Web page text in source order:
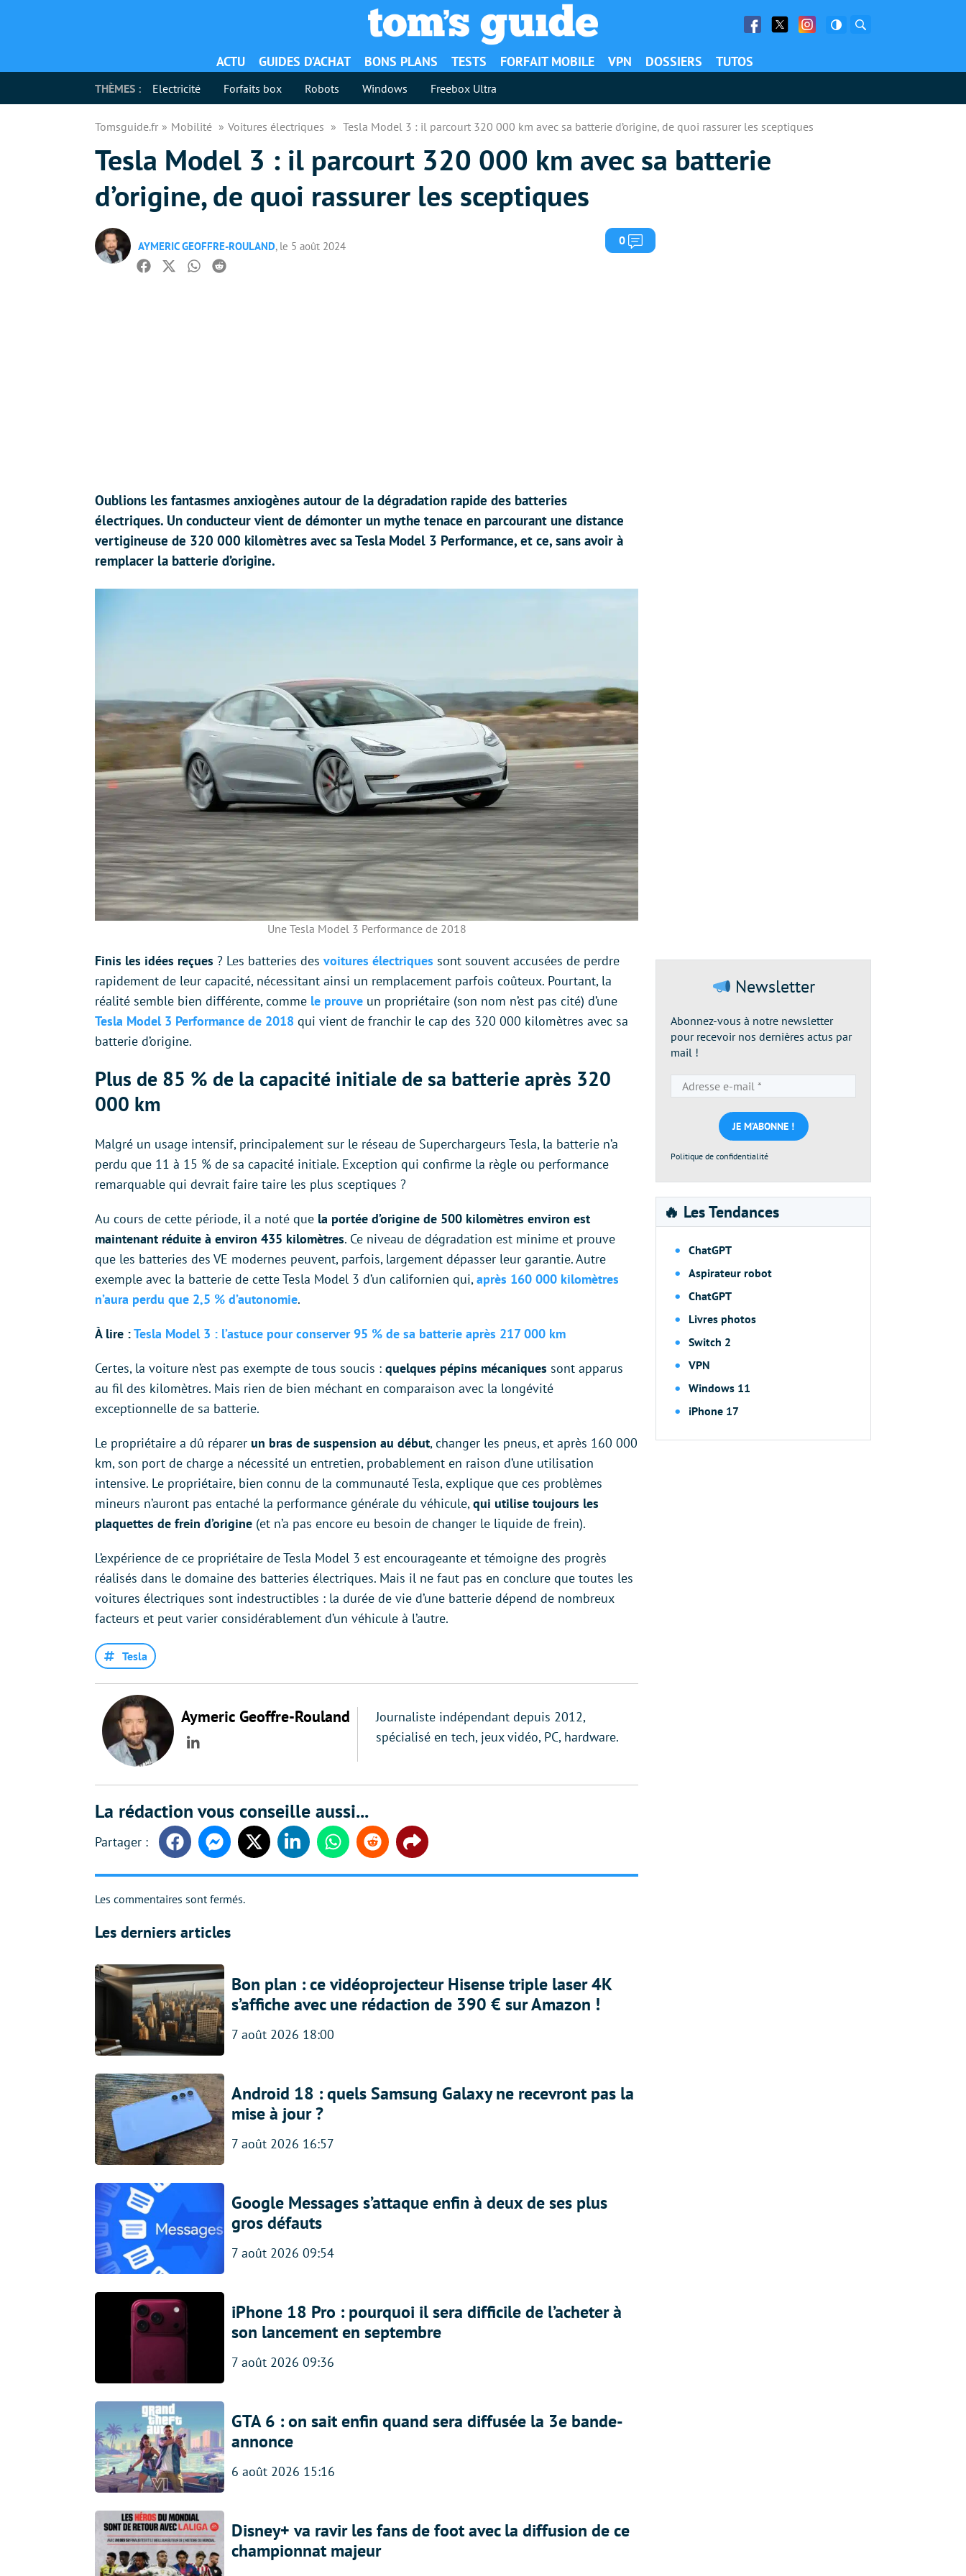
Facebook
Twitter Facebook
ACTU GUIDES D’ACHAT BONS PLANS TESTS FORFAIT MOBILE VPN DOSSIERS TUTOS
THÈMES : Electricité Forfaits box Robots Windows Freebox Ultra
Tomsguide.fr Mobilité Voitures électriques Tesla Model 3 : il parcourt 320 000 km avec sa batterie d’origine, de quoi rassurer les sceptiques
Tesla Model 3 : il parcourt 320 000 km avec sa batterie
d’origine, de quoi rassurer les sceptiques
AYMERIC GEOFFRE-ROULAND, le 5 août 2024 0 Commentaires
Facebook
TwitterWhatsapp
Reddit
Oublions les fantasmes anxiogènes autour de la dégradation rapide des batteries
électriques. Un conducteur vient de démonter un mythe tenace en parcourant une distance
vertigineuse de 320 000 kilomètres avec sa Tesla Model 3 Performance, et ce, sans avoir à
remplacer la batterie d’origine.
Une Tesla Model 3 Performance de 2018
Finis les idées reçues ? Les batteries des voitures électriques sont souvent accusées de perdre
rapidement de leur capacité, nécessitant ainsi un remplacement parfois coûteux. Pourtant, la
réalité semble bien différente, comme le prouve un propriétaire (son nom n’est pas cité) d’une
Tesla Model 3 Performance de 2018 qui vient de franchir le cap des 320 000 kilomètres avec sa
batterie d’origine.
Plus de 85 % de la capacité initiale de sa batterie après 320
000 km
Malgré un usage intensif, principalement sur le réseau de Superchargeurs Tesla, la batterie n’a
perdu que 11 à 15 % de sa capacité initiale. Exception qui confirme la règle ou performance
remarquable qui devrait faire taire les plus sceptiques ?
Au cours de cette période, il a noté que la portée d’origine de 500 kilomètres environ est
maintenant réduite à environ 435 kilomètres. Ce niveau de dégradation est minime et prouve
que les batteries des VE modernes peuvent, parfois, largement dépasser leur garantie. Autre
exemple avec la batterie de cette Tesla Model 3 d’un californien qui,après 160 000 kilomètres
n’aura perdu que 2,5 % d’autonomie.
À lire :Tesla Model 3 : l’astuce pour conserver 95 % de sa batterie après 217 000 km
Certes, la voiture n’est pas exempte de tous soucis : quelques pépins mécaniques sont apparus
au fil des kilomètres. Mais rien de bien méchant en comparaison avec la longévité
exceptionnelle de sa batterie.
Le propriétaire a dû réparer un bras de suspension au début, changer les pneus, et après 160 000
km, son port de charge a nécessité un entretien, probablement en raison d’une utilisation
intensive. Le propriétaire, bien connu de la communauté Tesla, explique que ces problèmes
mineurs n’auront pas entaché la performance générale du véhicule,qui utilise toujours les
plaquettes de frein d’origine (et n’a pas encore eu besoin de changer le liquide de frein).
L’expérience de ce propriétaire de Tesla Model 3 est encourageante et témoigne des progrès
réalisés dans le domaine des batteries électriques. Mais il ne faut pas en conclure que toutes les
voitures électriques sont indestructibles : la durée de vie d’une batterie dépend de nombreux
facteurs et peut varier considérablement d’un véhicule à l’autre.
Tesla
Aymeric Geoffre-Rouland
LinkedIn
Journaliste indépendant depuis 2012,
spécialisé en tech, jeux vidéo, PC, hardware.
La rédaction vous conseille aussi...
FacebookMessengerTwitter LinkedinWhatsappReddit Share
Les commentaires sont fermés.
Les derniers articles
Bon plan : ce vidéoprojecteur Hisense triple laser 4K
s’affiche avec une rédaction de 390 € sur Amazon !
7 août 2026 18:00
Android 18 : quels Samsung Galaxy ne recevront pas la
mise à jour ?
7 août 2026 16:57
Google Messages s’attaque enfin à deux de ses plus
gros défauts
7 août 2026 09:54
iPhone 18 Pro : pourquoi il sera difficile de l’acheter à
son lancement en septembre
7 août 2026 09:36
GTA 6 : on sait enfin quand sera diffusée la 3e bande-
annonce
6 août 2026 15:16
Disney+ va ravir les fans de foot avec la diffusion de ce
championnat majeur
Newsletter
Abonnez-vous à notre newsletter
pour recevoir nos dernières actus par
mail !
e-
mail
*
Politique de confidentialité
🔥 Les Tendances
ChatGPT
Aspirateur robot
ChatGPT
Livres photos
Switch 2
VPN
Windows 11
iPhone 17